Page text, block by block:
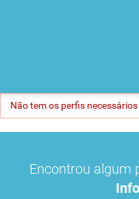
Não tem os perfis
Encontrou algum